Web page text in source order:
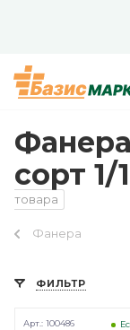
сорт 1/
товара
Фанера
ФИЛЬТР
Арт.: 100486